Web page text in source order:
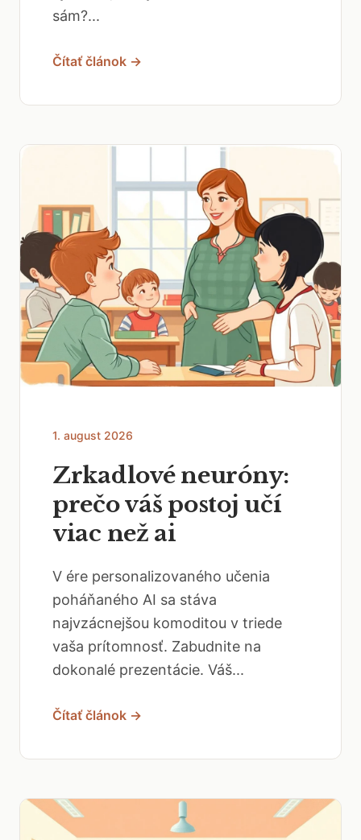
sám?...
Čítať článok →
1. august 2026
Zrkadlové neuróny:
prečo váš postoj učí
viac než ai
V ére personalizovaného učenia
poháňaného AI sa stáva
najvzácnejšou komoditou v triede
vaša prítomnosť. Zabudnite na
dokonalé prezentácie. Váš...
Čítať článok →